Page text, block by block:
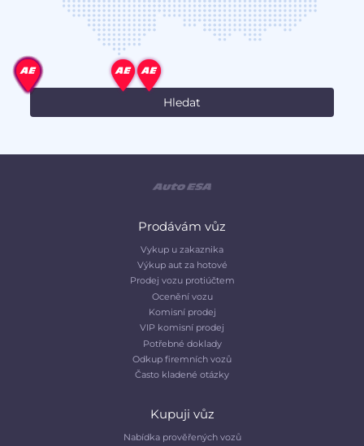
Prodávám vůz
Vykup u zakaznika
Výkup aut za hotové
Prodej vozu protiúčtem
Ocenění vozu
Komisní prodej
VIP komisní prodej
Potřebné doklady
Odkup firemních vozů
Často kladené otázky
Kupuji vůz
Nabídka prověřených vozů